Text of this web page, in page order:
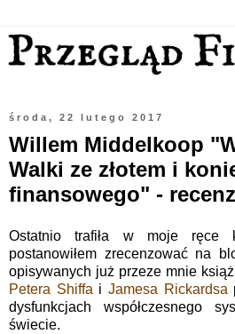
środa, 22 lutego 2017
Willem Middelkoop
Walki ze złotem i
finansowego" -
Ostatnio trafiła w moje ręce
postanowiłem zrecenzować na
opisywanych już przeze mnie
Petera Shiffa i Jamesa Rickardsa
dysfunkcjach współczesnego
świecie.